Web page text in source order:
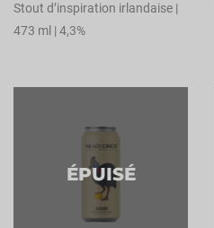
Stout d’inspiration irlandaise |
473 ml | 4,3%
ÉPUISÉ